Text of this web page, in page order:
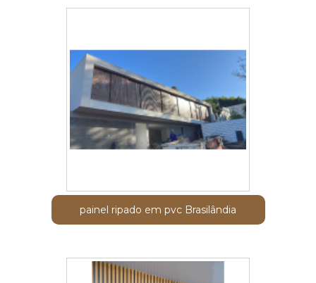
painel ripado em pvc Brasilândia